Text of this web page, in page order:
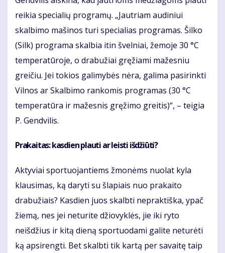
reikia specialių programų. „Jautriam audiniui
skalbimo mašinos turi specialias programas. Šilko
(Silk) programa skalbia itin švelniai, žemoje 30 °C
temperatūroje, o drabužiai gręžiami mažesniu
greičiu. Jei tokios galimybės nėra, galima pasirinkti
Vilnos ar Skalbimo rankomis programas (30 °C
temperatūra ir mažesnis gręžimo greitis)“, – teigia
P. Gendvilis.
Prakaitas: kasdien plauti ar leisti išdžiūti?
Aktyviai sportuojantiems žmonėms nuolat kyla
klausimas, ką daryti su šlapiais nuo prakaito
drabužiais? Kasdien juos skalbti nepraktiška, ypač
žiemą, nes jei neturite džiovyklės, jie iki ryto
neišdžius ir kitą dieną sportuodami galite neturėti
ką apsirengti. Bet skalbti tik kartą per savaitę taip